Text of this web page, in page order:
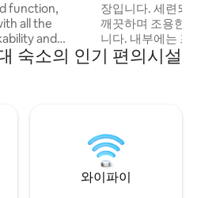
function,
all the
and
🌳 0.2
to
to buy, your
us for
장입니다. 세련되
깨끗하며 조용한
니다. 내부에는 프라이머리 침실에 편안한
킹사이즈 침대, 책
번째 침실에는 편
트 TV/. 현관 베란
식을 취하는 동안
니다. 놀리아하우
예요!
숙소의 인기 편의시설
와이파이